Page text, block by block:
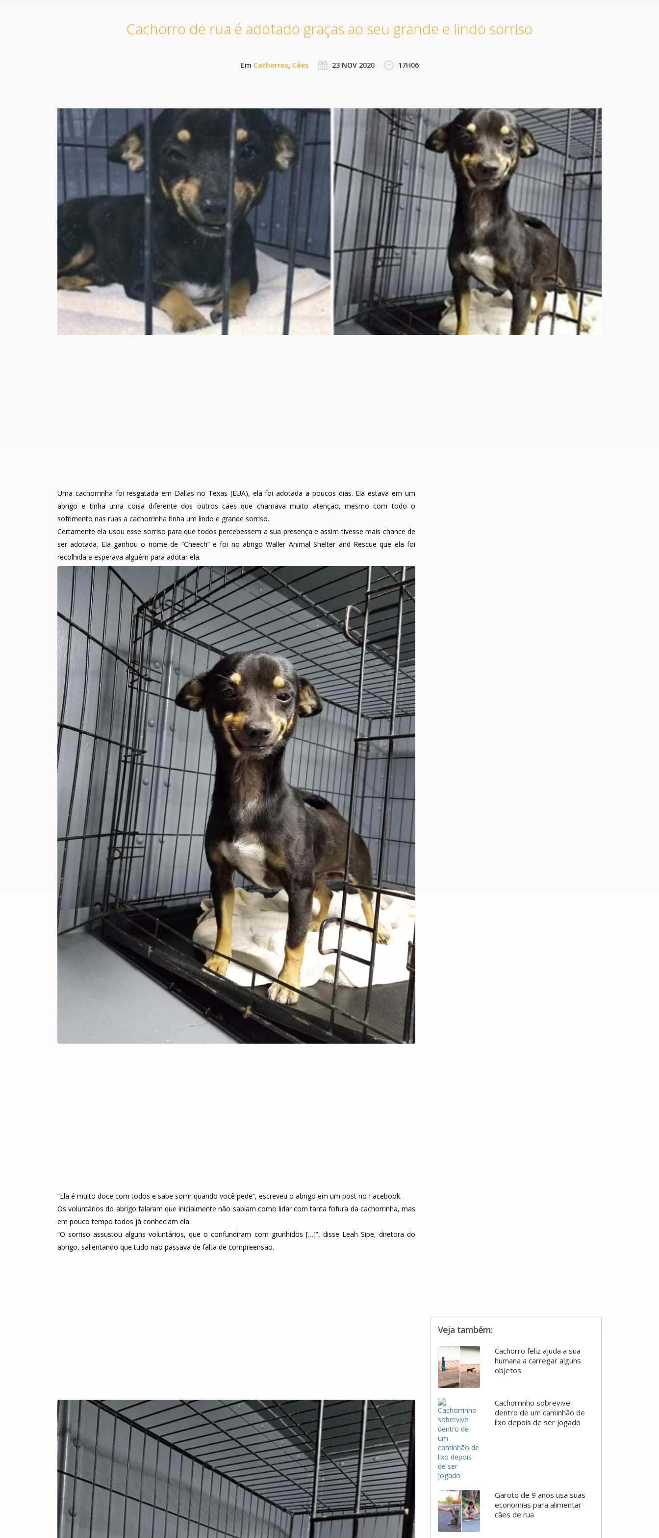
Cachorro de rua é adotado graças ao seu grande e lindo sorriso
Em Cachorros, Cães 23 NOV 2020 17H06
Uma cachorrinha foi resgatada em Dallas no Texas (EUA), ela foi adotada a poucos dias. Ela estava em um
abrigo e tinha uma coisa diferente dos outros cães que chamava muito atenção, mesmo com todo o
sofrimento nas ruas a cachorrinha tinha um lindo e grande sorriso.
Certamente ela usou esse sorriso para que todos percebessem a sua presença e assim tivesse mais chance de
ser adotada. Ela ganhou o nome de “Cheech” e foi no abrigo Waller Animal Shelter and Rescue que ela foi
recolhida e esperava alguém para adotar ela.
“Ela é muito doce com todos e sabe sorrir quando você pede”, escreveu o abrigo em um post no Facebook.
Os voluntários do abrigo falaram que inicialmente não sabiam como lidar com tanta fofura da cachorrinha, mas
em pouco tempo todos já conheciam ela.
“O sorriso assustou alguns voluntários, que o confundiram com grunhidos […]”, disse Leah Sipe, diretora do
abrigo, salientando que tudo não passava de falta de compreensão.
Veja também:
Cachorro feliz ajuda a sua
humana a carregar alguns
objetos
Cachorrinho sobrevive
dentro de um caminhão de
lixo depois de ser jogado
Garoto de 9 anos usa suas
economias para alimentar
cães de rua